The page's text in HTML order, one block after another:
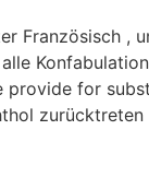
Französisch ,
provide for
zurücktreten